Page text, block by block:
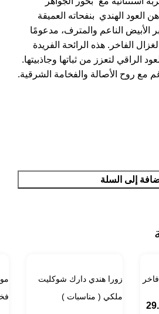
العود الهندي بنفحاته العميقة
الأبيض الناعم والمترف، مدعومًا
الفاخر. هذه الرائحة الفريدة
الراقي لتعزز من ثباتها وجاذبيتها.
مع روح الأصالة والفخامة الشرقية.
إلى السلة
زورا هندي دارك شوكليت
ملكي ( مناسبات )